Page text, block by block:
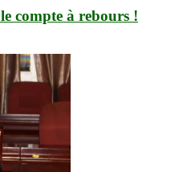
compte à rebours !